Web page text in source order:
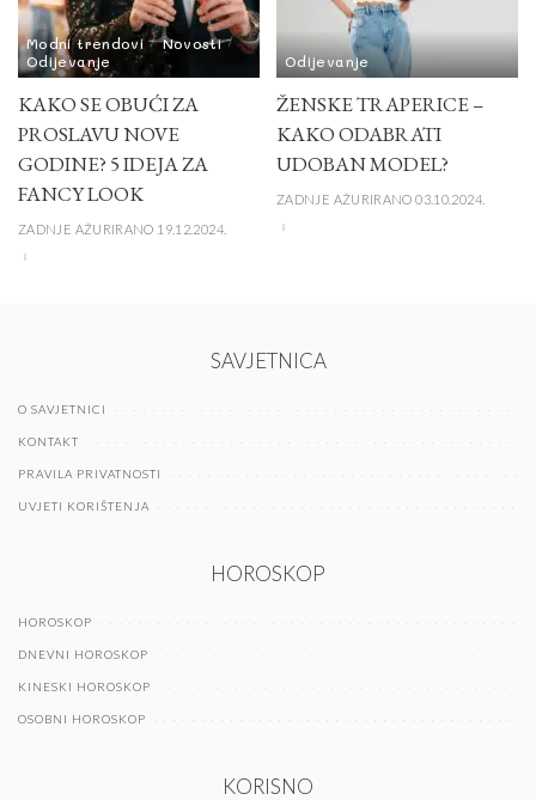
Modni trendovi
Novosti
Odijevanje
KAKO SE OBUĆI ZA
PROSLAVU NOVE
GODINE? 5 IDEJA ZA
FANCY LOOK
ZADNJE AŽURIRANO 19.12.2024.
Odijevanje
ŽENSKE TRAPERICE –
KAKO ODABRATI
UDOBAN MODEL?
ZADNJE AŽURIRANO 03.10.2024.
SAVJETNICA
O SAVJETNICI
KONTAKT
PRAVILA PRIVATNOSTI
UVJETI KORIŠTENJA
HOROSKOP
HOROSKOP
DNEVNI HOROSKOP
KINESKI HOROSKOP
OSOBNI HOROSKOP
KORISNO